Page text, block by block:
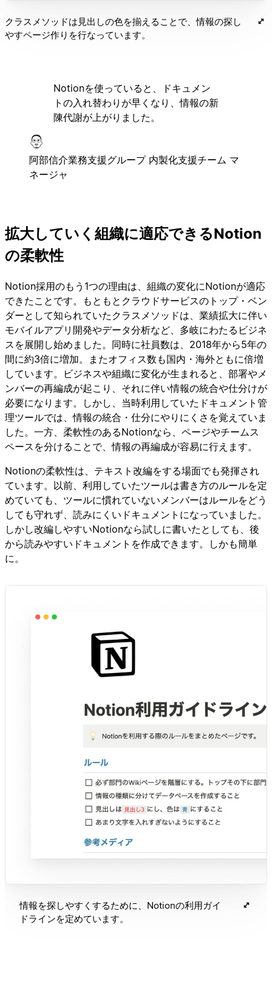
クラスメソッドは見出しの色を揃えることで、情報の探し
やすページ作りを行なっています。
Notionを使っていると、ドキュメン
トの入れ替わりが早くなり、情報の新
陳代謝が上がりました。
阿部信介業務支援グループ 内製化支援チーム マ
ネージャ
拡大していく組織に適応できるNotion
の柔軟性
Notion採用のもう1つの理由は、組織の変化にNotionが適応
できたことです。もともとクラウドサービスのトップ・ベン
ダーとして知られていたクラスメソッドは、業績拡大に伴い
モバイルアプリ開発やデータ分析など、多岐にわたるビジネ
スを展開し始めました。同時に社員数は、2018年から5年の
間に約3倍に増加。またオフィス数も国内・海外ともに倍増
しています。ビジネスや組織に変化が生まれると、部署やメ
ンバーの再編成が起こり、それに伴い情報の統合や仕分けが
必要になります。しかし、当時利用していたドキュメント管
理ツールでは、情報の統合・仕分にやりにくさを覚えていま
した。一方、柔軟性のあるNotionなら、ページやチームス
ペースを分けることで、情報の再編成が容易に行えます。
Notionの柔軟性は、テキスト改編をする場面でも発揮され
ています。以前、利用していたツールは書き方のルールを定
めていても、ツールに慣れていないメンバーはルールをどう
しても守れず、読みにくいドキュメントになっていました。
しかし改編しやすいNotionなら試しに書いたとしても、後
から読みやすいドキュメントを作成できます。しかも簡単
に。
情報を探しやすくするために、Notionの利用ガイ
ドラインを定めています。